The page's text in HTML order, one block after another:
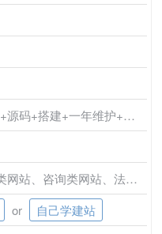
建+一年维护+域名邮箱）
法律咨询类网站、律师法律咨询网站
or 自己学建站